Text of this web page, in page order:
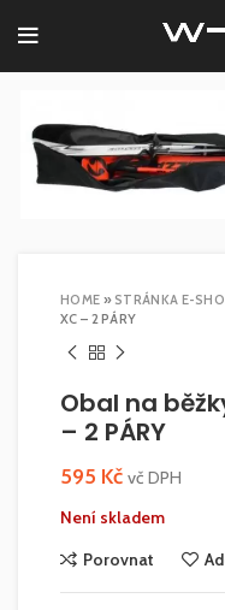
HOME » STRÁNKA E-
XC – 2 PÁRY
Obal na
– 2 PÁRY
595 Kč vč DPH
Není skladem
Porovnat